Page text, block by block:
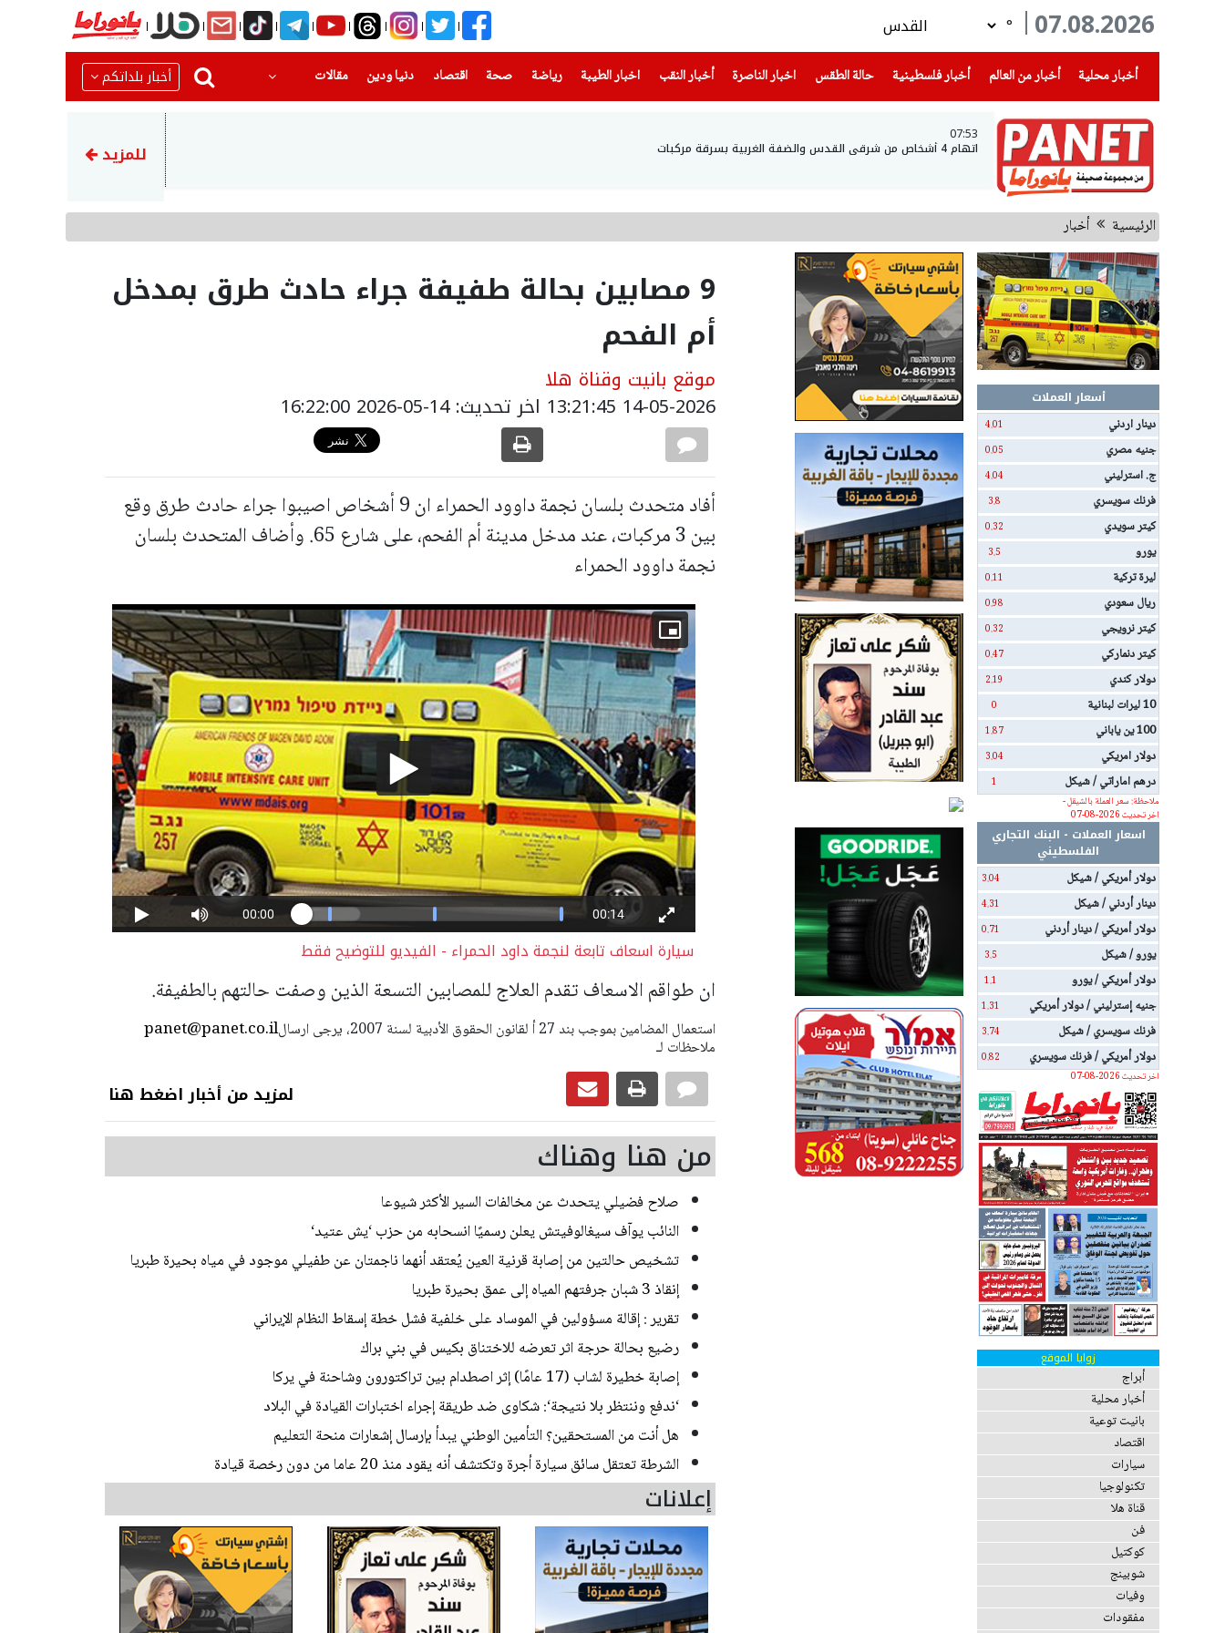
07.08.2026
°
أخبار محلية
(current) أخبار من العالم أخبار فلسطينية(current) حالة الطقس اخبار الناصرة
(current) أخبار النقب اخبار الطيبة(current) رياضة
(current) صحة(current) اقتصاد دنيا ودين
(current) مقالات أخبار بلداتكم
07:53
اتهام 4 أشخاص من شرقي القدس والضفة الغربية بسرقة مركبات ضبط نحو 7.5 كغم مخدرات في القدس واعتقال 3 مشتبهين
للمزيد
الرئيسية أخبار
أسعار العملات
دينار اردني
4.01
جنيه مصري 0.05
ج. استرليني 4.04
فرنك سويسري 3.8
كيتر سويدي 0.32
يورو 3.5
ليرة تركية 0.11
ريال سعودي 0.98
كيتر نرويجي 0.32
كيتر دنماركي 0.47
دولار كندي 2.19
10 ليرات لبنانية 0
100 ين ياباني 1.87
دولار امريكي 3.04
درهم اماراتي / شيكل
1
ملاحظة: سعر العملة بالشيقل -
اخر تحديث 2026-08-07
اسعار العملات - البنك التجاري
الفلسطيني
دولار أمريكي / شيكل
3.04
دينار أردني / شيكل 4.31
دولار أمريكي / دينار أردني 0.71
يورو / شيكل 3.5
دولار أمريكي / يورو 1.1
جنيه إسترليني / دولار أمريكي 1.31
فرنك سويسري / شيكل 3.74
دولار أمريكي / فرنك سويسري
0.82
اخر تحديث 2026-08-07
زوايا الموقع
أبراج
أخبار محلية
بانيت توعية
اقتصاد
سيارات
تكنولوجيا
قناة هلا
فن
كوكتيل
شوبينج
وفيات
مفقودات
9 مصابين بحالة طفيفة جراء حادث طرق بمدخل
أم الفحم
موقع بانيت وقناة هلا
14-05-2026 13:21:45 اخر تحديث: 14-05-2026 16:22:00
أفاد متحدث بلسان نجمة داوود الحمراء ان 9 أشخاص اصيبوا جراء حادث طرق وقع
بين 3 مركبات، عند مدخل مدينة أم الفحم، على شارع 65. وأضاف المتحدث بلسان
نجمة داوود الحمراء
سيارة اسعاف تابعة لنجمة داود الحمراء - الفيديو للتوضيح فقط
ان طواقم الاسعاف تقدم العلاج للمصابين التسعة الذين وصفت حالتهم بالطفيفة.
panet@panet.co.ilاستعمال المضامين بموجب بند 27 أ لقانون الحقوق الأدبية لسنة 2007، يرجى ارسال
ملاحظات لـ
لمزيد من أخبار اضغط هنا
من هنا وهناك
صلاح فضيلي يتحدث عن مخالفات السير الأكثر شيوعا
النائب يوآف سيغالوفيتش يعلن رسميًا انسحابه من حزب ‘يش عتيد‘
تشخيص حالتين من إصابة قرنية العين يُعتقد أنهما ناجمتان عن طفيلي موجود في مياه بحيرة طبريا
إنقاذ 3 شبان جرفتهم المياه إلى عمق بحيرة طبريا
تقرير : إقالة مسؤولين في الموساد على خلفية فشل خطة إسقاط النظام الإيراني
رضيع بحالة حرجة اثر تعرضه للاختناق بكيس في بني براك
إصابة خطيرة لشاب (17 عامًا) إثر اصطدام بين تراكتورون وشاحنة في يركا
‘ندفع وننتظر بلا نتيجة‘: شكاوى ضد طريقة إجراء اختبارات القيادة في البلاد
هل أنت من المستحقين؟ التأمين الوطني يبدأ بإرسال إشعارات منحة التعليم
الشرطة تعتقل سائق سيارة أجرة وتكتشف أنه يقود منذ 20 عاما من دون رخصة قيادة
إعلانات